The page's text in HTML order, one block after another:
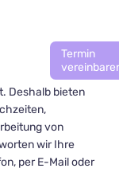
Termin
Deshalb bieten
von
wir Ihre
per E-Mail oder